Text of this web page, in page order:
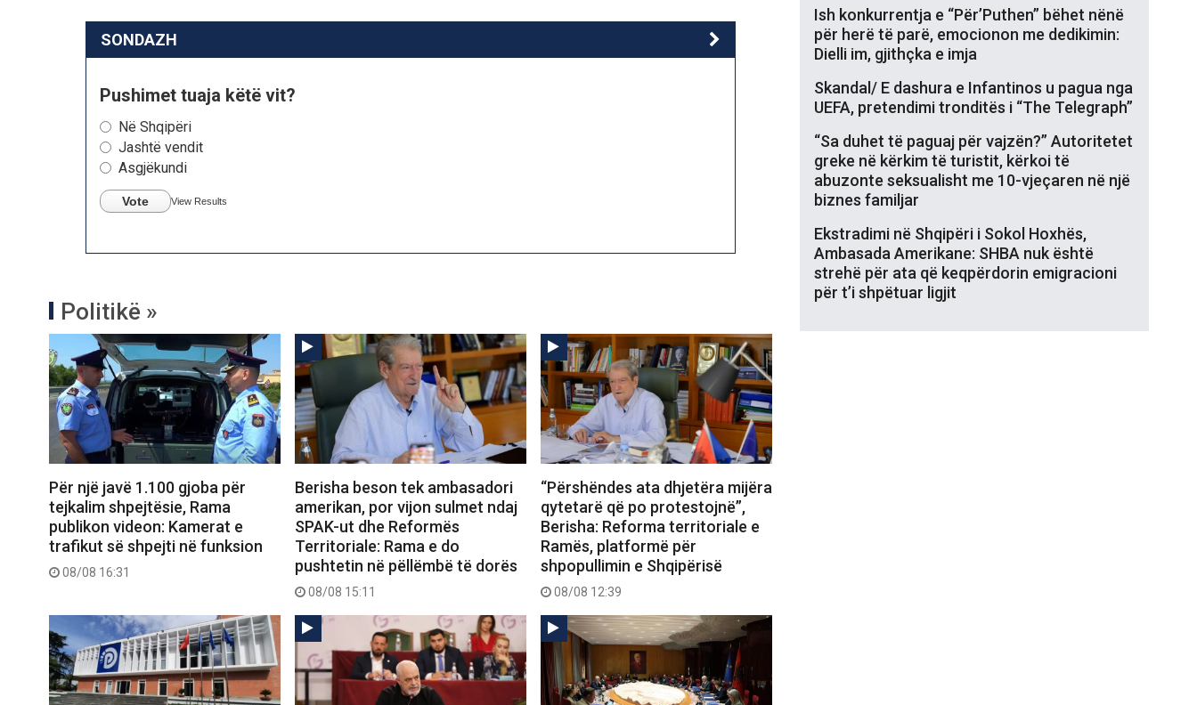
SONDAZH
Pushimet tuaja këtë vit?
Në Shqipëri
Jashtë vendit
Asgjëkundi
Vote View Results
Politikë »
Për një javë 1.100 gjoba për
tejkalim shpejtësie, Rama
publikon videon: Kamerat e
trafikut së shpejti në funksion
08/08 16:31
Berisha beson tek ambasadori
amerikan, por vijon sulmet ndaj
SPAK-ut dhe Reformës
Territoriale: Rama e do
pushtetin në pëllëmbë të dorës
08/08 15:11
“Përshëndes ata dhjetëra mijëra
qytetarë që po protestojnë”,
Berisha: Reforma territoriale e
Ramës, platformë për
shpopullimin e Shqipërisë
08/08 12:39
Ish konkurrentja e “Për’Puthen” bëhet nënë
për herë të parë, emocionon me dedikimin:
Dielli im, gjithçka e imja
Skandal/ E dashura e Infantinos u pagua nga
UEFA, pretendimi tronditës i “The Telegraph”
“Sa duhet të paguaj për vajzën?” Autoritetet
greke në kërkim të turistit, kërkoi të
abuzonte seksualisht me 10-vjeçaren në një
biznes familjar
Ekstradimi në Shqipëri i Sokol Hoxhës,
Ambasada Amerikane: SHBA nuk është
strehë për ata që keqpërdorin emigracioni
për t’i shpëtuar ligjit